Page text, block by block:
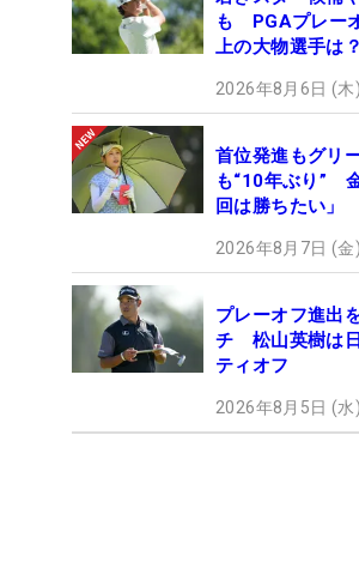
も PGAプレー
上の大物選手は？
2026年8月6日 (
首位発進もグリ
も“10年ぶり”
回は勝ちたい」
2026年8月7日 (
プレーオフ進出
チ 松山英樹は
ティオフ
2026年8月5日 (